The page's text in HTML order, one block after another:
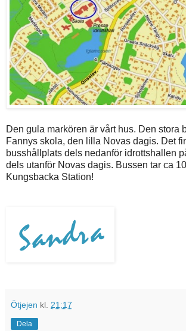
Den gula markören är vårt hus. Den stora
Fannys skola, den lilla Novas dagis. Det
busshållplats dels nedanför idrottshallen
dels utanför Novas dagis. Bussen tar ca 10
Kungsbacka Station!
Ötjejen kl. 21:17
Dela